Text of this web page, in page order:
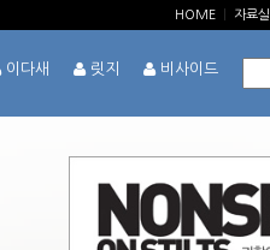
HOME 자료실
이다새 릿지 비사이드